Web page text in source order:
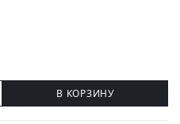
В КОРЗИНУ